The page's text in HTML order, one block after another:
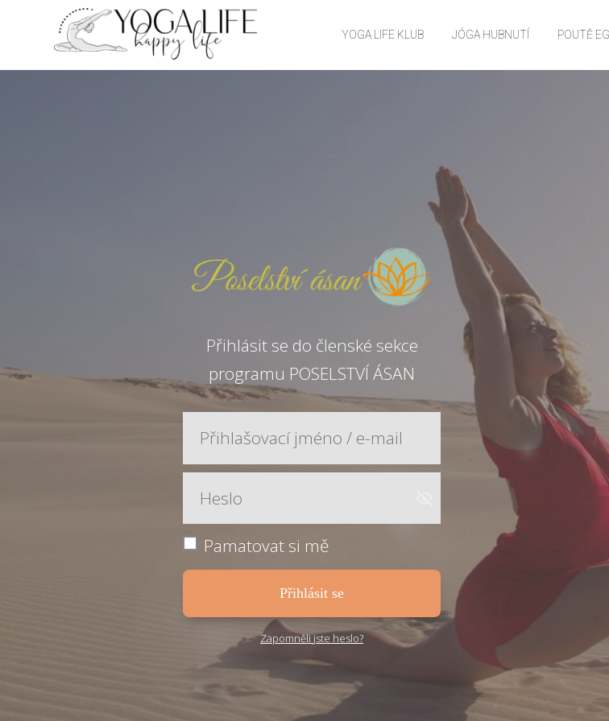
YOGA LIFE KLUB JÓGA HUBNUTÍ POUTĚ
Přihlásit se do členské sekce
programu POSELSTVÍ ÁSAN
Pamatovat si mě
Přihlásit se
Zapomněli jste heslo?